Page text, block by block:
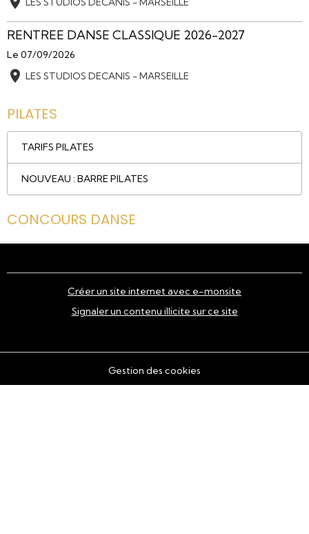
RENTREE DANSE CLASSIQUE 2026-2027
Le 07/09/2026
LES STUDIOS DECANIS - MARSEILLE
PILATES
TARIFS PILATES
NOUVEAU : BARRE PILATES
CONCOURS DANSE
Créer un site internet avec e-monsite
Signaler un contenu illicite sur ce site
Gestion des cookies